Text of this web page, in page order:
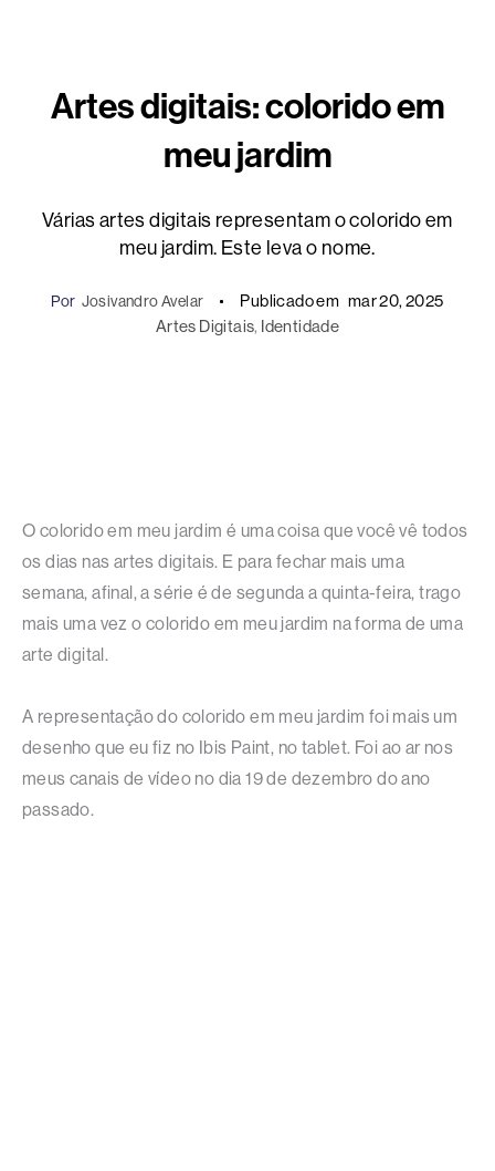
Artes digitais: colorido em
meu jardim
Várias artes digitais representam o colorido em
meu jardim. Este leva o nome.
Por Josivandro Avelar Publicado em mar 20, 2025
Artes Digitais, Identidade
O colorido em meu jardim é uma coisa que você vê todos
os dias nas artes digitais. E para fechar mais uma
semana, afinal, a série é de segunda a quinta-feira, trago
mais uma vez o colorido em meu jardim na forma de uma
arte digital.
A representação do colorido em meu jardim foi mais um
desenho que eu fiz no Ibis Paint, no tablet. Foi ao ar nos
meus canais de vídeo no dia 19 de dezembro do ano
passado.